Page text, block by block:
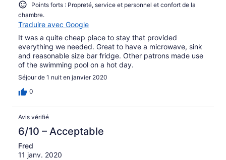
Points forts : Propreté, service et personnel et confort de la
chambre.
Traduire avec Google
It was a quite cheap place to stay that provided
everything we needed. Great to have a microwave, sink
and reasonable size bar fridge. Other patrons made use
of the swimming pool on a hot day.
Séjour de 1 nuit en janvier 2020
0
Avis vérifié
6/10 – Acceptable
Fred
11 janv. 2020